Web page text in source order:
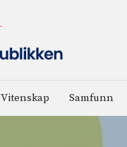
Vitenskap Samfunn